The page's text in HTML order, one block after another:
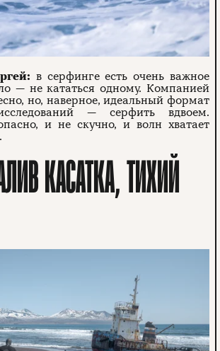
в серфинге есть очень важное
— не кататься одному. Компанией
но, наверное, идеальный формат
— серфить вдвоем.
и не скучно, и волн хватает
КАСАТКА, ТИХИЙ